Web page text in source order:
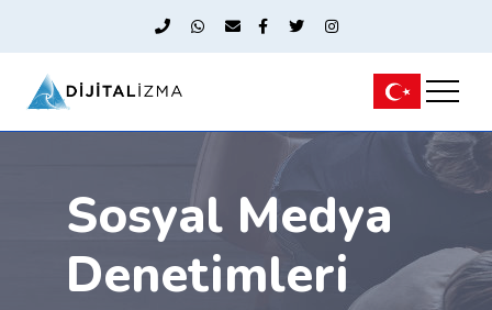
Sosyal Medya
Denetimleri